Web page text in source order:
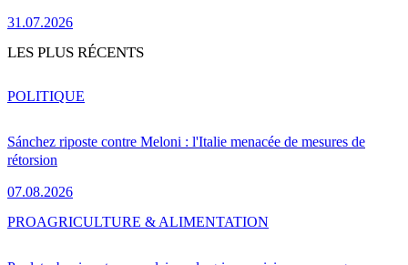
31.07.2026
LES PLUS RÉCENTS
Sánchez riposte contre Meloni : l'Italie menacée de mesures de
rétorsion
07.08.2026
POLITIQUE
PROAGRICULTURE & ALIMENTATION